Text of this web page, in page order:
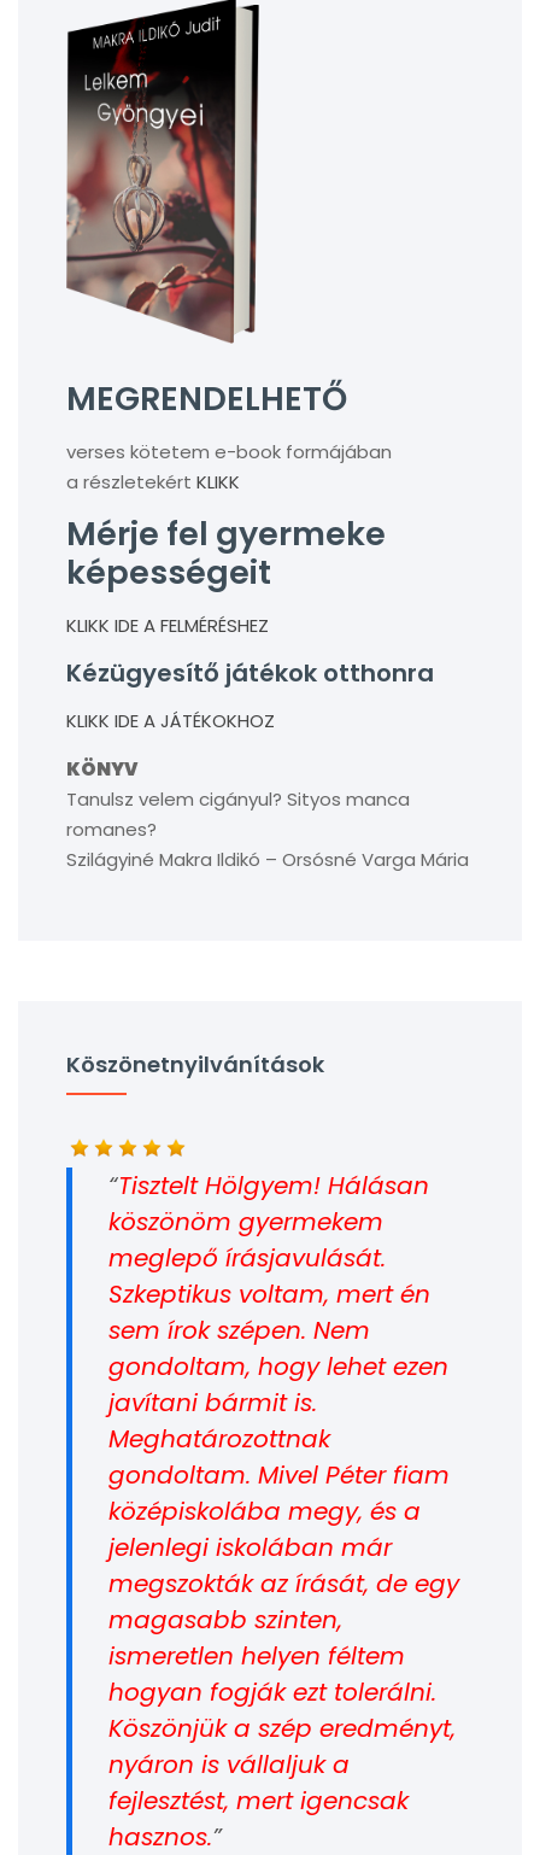
MEGRENDELHETŐ
verses kötetem e-book formájában
a részletekért KLIKK
Mérje fel gyermeke
képességeit
KLIKK IDE A FELMÉRÉSHEZ
Kézügyesítő játékok otthonra
KLIKK IDE A JÁTÉKOKHOZ
KÖNYV
Tanulsz velem cigányul? Sityos manca
romanes?
Szilágyiné Makra Ildikó – Orsósné Varga Mária
Köszönetnyilvánítások
Tisztelt Hölgyem! Hálásan
köszönöm gyermekem
meglepő írásjavulását.
Szkeptikus voltam, mert én
sem írok szépen. Nem
gondoltam, hogy lehet ezen
javítani bármit is.
Meghatározottnak
gondoltam. Mivel Péter fiam
középiskolába megy, és a
jelenlegi iskolában már
megszokták az írását, de egy
magasabb szinten,
ismeretlen helyen féltem
hogyan fogják ezt tolerálni.
Köszönjük a szép eredményt,
nyáron is vállaljuk a
fejlesztést, mert igencsak
hasznos.